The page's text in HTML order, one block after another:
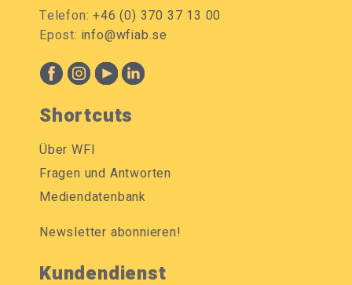
Telefon:+46 (0) 370 37 13 00
Epost: info@wfiab.se
Shortcuts
Über WFI
Fragen und Antworten
Mediendatenbank
Newsletter abonnieren!
Kundendienst